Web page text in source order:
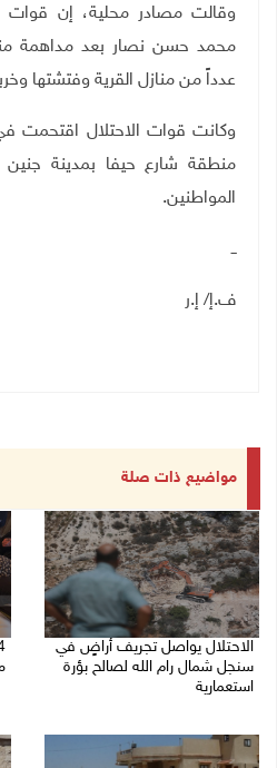
وقالت مصادر محلية، إن قوات
محمد حسن نصار بعد مداهمة
عدداً من منازل القرية وفتشتها
وكانت قوات الاحتلال
منطقة شارع حيفا بمدينة جنين
المواطنين.
ــ
ف.إ/ إ.ر
مواضيع ذات صلة
الاحتلال يواصل تجريف أراضٍ في
سنجل شمال رام الله لصالح بؤرة
استعمارية